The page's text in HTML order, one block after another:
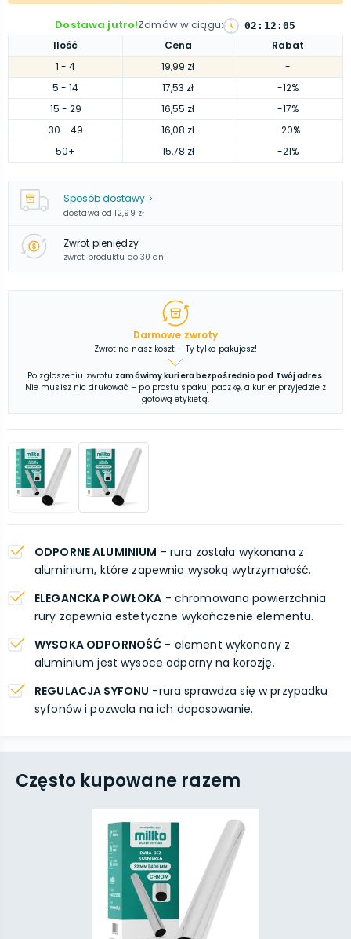
Ilość Cena
Rabat
1 - 4 19,99 zł
-
5 - 14 17,53 zł
-12%
15 - 29 16,55 zł
-17%
30 - 49 16,08 zł
-20%
50+ 15,78 zł -21%
Dostawa jutro!Zamów w ciągu: 02 : 12 :04
Sposób dostawy
dostawa od 12,99 zł
Zwrot pieniędzy
zwrot produktu do 30 dni
Darmowe zwroty
Zwrot na nasz koszt – Ty tylko pakujesz!
Po zgłoszeniu zwrotu zamówimy kuriera bezpośrednio pod Twój adres.
Nie musisz nic drukować – po prostu spakuj paczkę, a kurier przyjedzie z
gotową etykietą.
ODPORNE ALUMINIUM - rura została wykonana z
aluminium, które zapewnia wysoką wytrzymałość.
ELEGANCKA POWŁOKA - chromowana powierzchnia
rury zapewnia estetyczne wykończenie elementu.
WYSOKA ODPORNOŚĆ - element wykonany z
aluminium jest wysoce odporny na korozję.
REGULACJA SYFONU -rura sprawdza się w przypadku
syfonów i pozwala na ich dopasowanie.
Często kupowane razem